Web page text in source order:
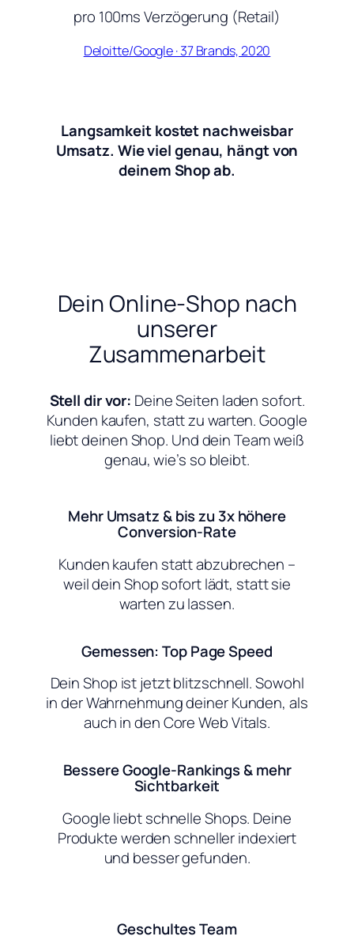
pro 100ms Verzögerung (Retail)
Deloitte/Google · 37 Brands, 2020
Langsamkeit kostet nachweisbar
Umsatz. Wie viel genau, hängt von
deinem Shop ab.
Dein Online-Shop nach
unserer
Zusammenarbeit
Stell dir vor: Deine Seiten laden sofort.
Kunden kaufen, statt zu warten. Google
liebt deinen Shop. Und dein Team weiß
genau, wie’s so bleibt.
Mehr Umsatz & bis zu 3x höhere
Conversion-Rate
Kunden kaufen statt abzubrechen –
weil dein Shop sofort lädt, statt sie
warten zu lassen.
Gemessen: Top Page Speed
Dein Shop ist jetzt blitzschnell. Sowohl
in der Wahrnehmung deiner Kunden, als
auch in den Core Web Vitals.
Bessere Google-Rankings & mehr
Sichtbarkeit
Google liebt schnelle Shops. Deine
Produkte werden schneller indexiert
und besser gefunden.
Geschultes Team